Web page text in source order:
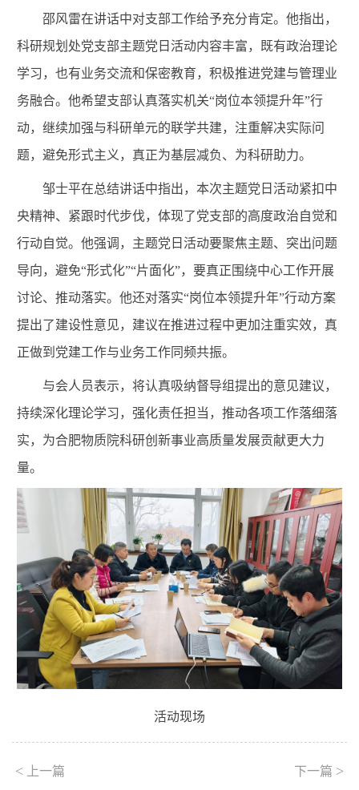
邵风雷在讲话中对支部工作给予充分肯定。他指出，
科研规划处党支部主题党日活动内容丰富，既有政治理论
学习，也有业务交流和保密教育，积极推进党建与管理业
务融合。他希望支部认真落实机关“岗位本领提升年”行
动，继续加强与科研单元的联学共建，注重解决实际问
题，避免形式主义，真正为基层减负、为科研助力。
邹士平在总结讲话中指出，本次主题党日活动紧扣中
央精神、紧跟时代步伐，体现了党支部的高度政治自觉和
行动自觉。他强调，主题党日活动要聚焦主题、突出问题
导向，避免“形式化”“片面化”，要真正围绕中心工作开展
讨论、推动落实。他还对落实“岗位本领提升年”行动方案
提出了建设性意见，建议在推进过程中更加注重实效，真
正做到党建工作与业务工作同频共振。
与会人员表示，将认真吸纳督导组提出的意见建议，
持续深化理论学习，强化责任担当，推动各项工作落细落
实，为合肥物质院科研创新事业高质量发展贡献更大力
量。
活动现场
< 上一篇 下一篇 >